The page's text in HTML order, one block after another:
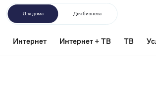
Для дома Для бизнеса
Интернет Интернет + ТВ ТВ